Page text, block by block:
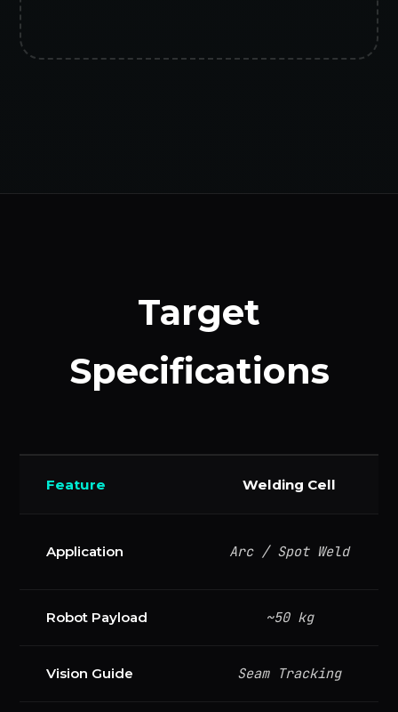
Target
Specifications
Feature Welding Cell
Application Arc / Spot Weld
Robot Payload ~50 kg
Vision Guide Seam Tracking